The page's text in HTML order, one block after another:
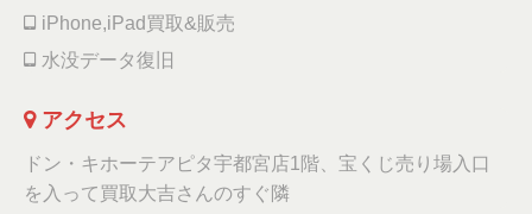
iPhone,iPad買取&販売
水没データ復旧
アクセス
ドン・キホーテアピタ宇都宮店1階、宝くじ売り場入口
を入って買取大吉さんのすぐ隣